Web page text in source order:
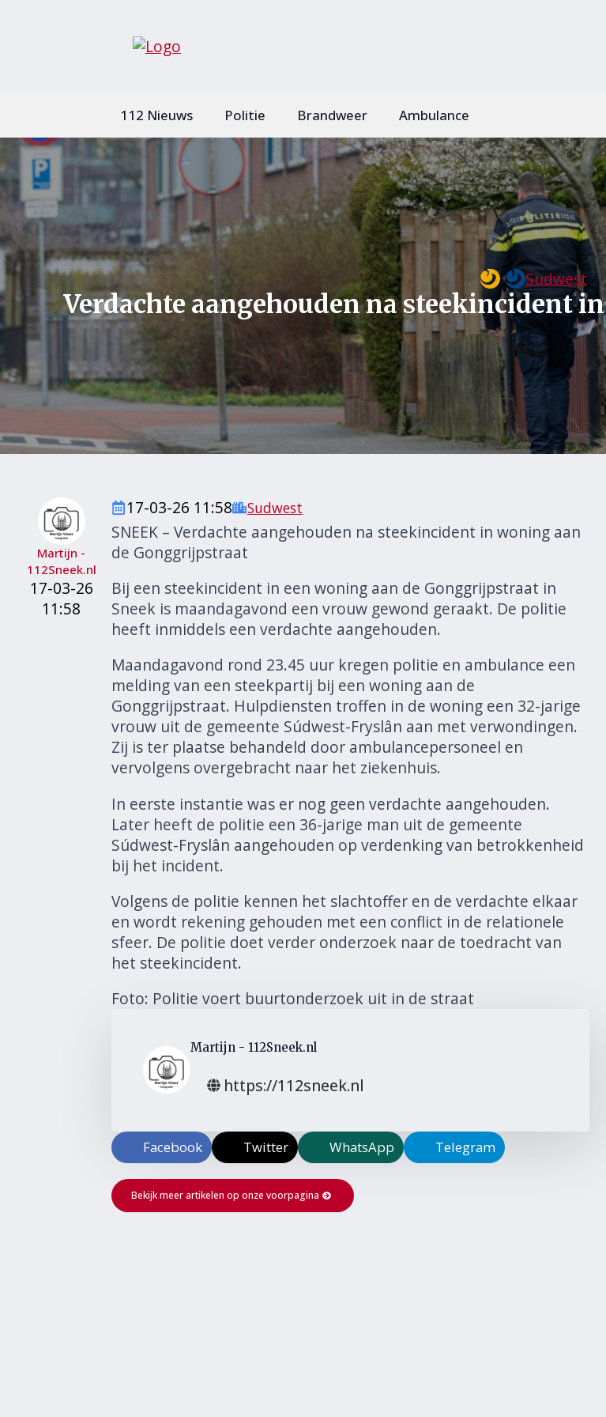
112 Nieuws Politie Brandweer Ambulance
Sudwest
Verdachte aangehouden na steekincident
Martijn -
112Sneek.nl
17-03-26
11:58
17-03-26 11:58 Sudwest
SNEEK – Verdachte aangehouden na steekincident in woning aan
de Gonggrijpstraat
Bij een steekincident in een woning aan de Gonggrijpstraat in
Sneek is maandagavond een vrouw gewond geraakt. De politie
heeft inmiddels een verdachte aangehouden.
Maandagavond rond 23.45 uur kregen politie en ambulance een
melding van een steekpartij bij een woning aan de
Gonggrijpstraat. Hulpdiensten troffen in de woning een 32-jarige
vrouw uit de gemeente Súdwest-Fryslân aan met verwondingen.
Zij is ter plaatse behandeld door ambulancepersoneel en
vervolgens overgebracht naar het ziekenhuis.
In eerste instantie was er nog geen verdachte aangehouden.
Later heeft de politie een 36-jarige man uit de gemeente
Súdwest-Fryslân aangehouden op verdenking van betrokkenheid
bij het incident.
Volgens de politie kennen het slachtoffer en de verdachte elkaar
en wordt rekening gehouden met een conflict in de relationele
sfeer. De politie doet verder onderzoek naar de toedracht van
het steekincident.
Foto: Politie voert buurtonderzoek uit in de straat
Martijn - 112Sneek.nl
https://112sneek.nl
Facebook Twitter WhatsApp Telegram
Bekijk meer artikelen op onze voorpagina